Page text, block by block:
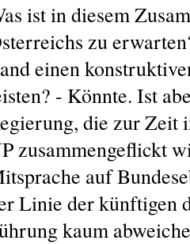
ist in diesem
zu
einen
- Könnte. Ist
die zur Zeit
zusammengeflickt
auf
Linie der künftigen
kaum